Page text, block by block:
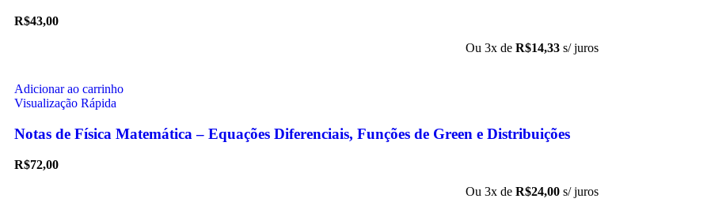
R$43,00
Ou 3x de R$14,33 s/ juros
Adicionar ao carrinho
Visualização Rápida
Notas de Física Matemática – Equações Diferenciais, Funções de Green e Distribuições
R$72,00
Ou 3x de R$24,00 s/ juros